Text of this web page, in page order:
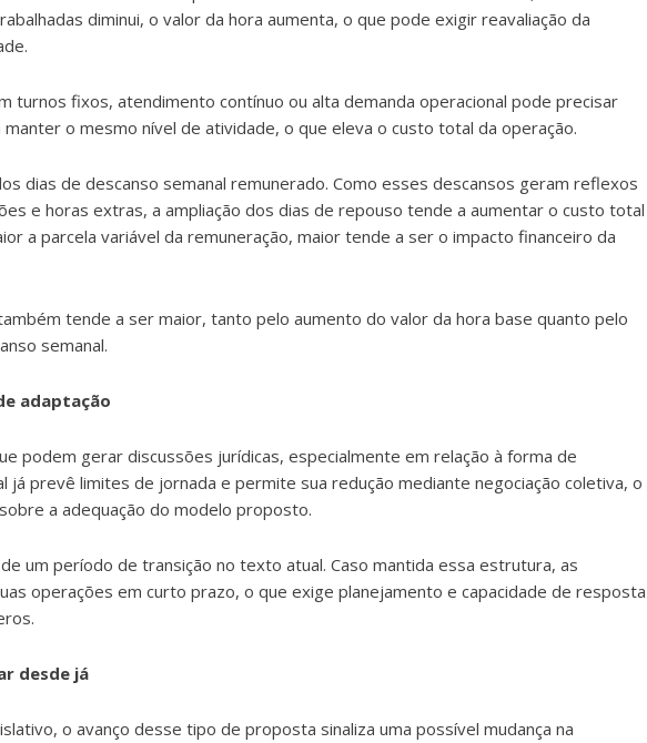
diminui, o valor da hora aumenta, o que pode exigir reavaliação da
turnos fixos, atendimento contínuo ou alta demanda operacional pode precisar
o mesmo nível de atividade, o que eleva o custo total da operação.
dias de descanso semanal remunerado. Como esses descansos geram reflexos
e horas extras, a ampliação dos dias de repouso tende a aumentar o custo total
a parcela variável da remuneração, maior tende a ser o impacto financeiro da
tende a ser maior, tanto pelo aumento do valor da hora base quanto pelo
semanal.
adaptação
podem gerar discussões jurídicas, especialmente em relação à forma de
já prevê limites de jornada e permite sua redução mediante negociação coletiva, o
a adequação do modelo proposto.
um período de transição no texto atual. Caso mantida essa estrutura, as
operações em curto prazo, o que exige planejamento e capacidade de resposta
desde já
o avanço desse tipo de proposta sinaliza uma possível mudança na